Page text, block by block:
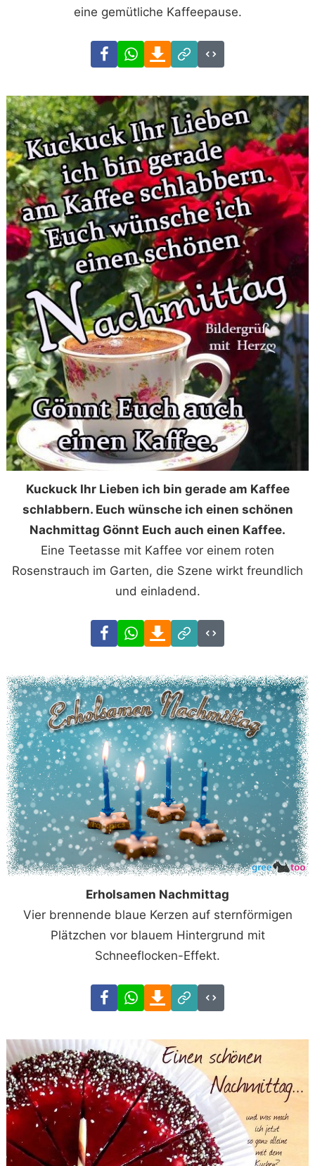
eine gemütliche Kaffeepause.
FacebookWhatsAppDownload
Link
Code
Kuckuck Ihr Lieben ich bin gerade am Kaffee
schlabbern. Euch wünsche ich einen schönen
Nachmittag Gönnt Euch auch einen Kaffee.
Eine Teetasse mit Kaffee vor einem roten
Rosenstrauch im Garten, die Szene wirkt freundlich
und einladend.
FacebookWhatsAppDownload
Link
Code
Erholsamen Nachmittag
Vier brennende blaue Kerzen auf sternförmigen
Plätzchen vor blauem Hintergrund mit
Schneeflocken-Effekt.
FacebookWhatsAppDownload
Link
Code